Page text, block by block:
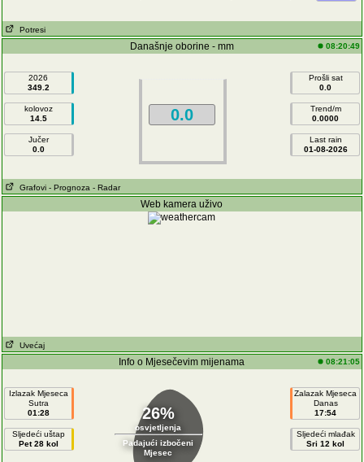
Potresi
Današnje oborine - mm 08:20:49
2026
349.2
kolovoz
14.5
Jučer
0.0
0.0
Prošli sat
0.0
Trend/m
0.0000
Last rain
01-08-2026
Grafovi - Prognoza - Radar
Web kamera uživo
Uvećaj
Info o Mjesečevim mijenama 08:21:05
Izlazak Mjeseca
Sutra
01:28
Sljedeći uštap
Pet 28 kol
26%
osvjetljenja
Padajući izbočeni
Mjesec
Zalazak Mjeseca
Danas
17:54
Sljedeći mlađak
Sri 12 kol